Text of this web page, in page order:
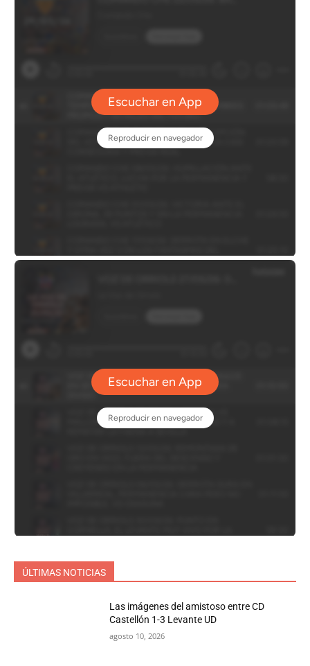
ÚLTIMAS NOTICIAS
Las imágenes del amistoso entre CD
Castellón 1-3 Levante UD
agosto 10, 2026